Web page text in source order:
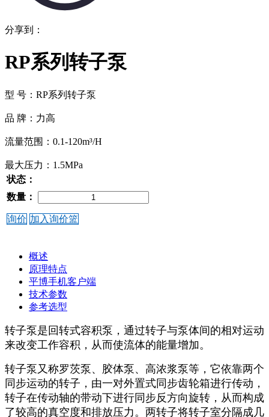
分享到：
RP系列转子泵
型 号：RP系列转子泵
品 牌：力高
流量范围：0.1-120m³/H
最大压力：1.5MPa
状态：
数量：
询价 加入询价篮
概述
原理特点
平博手机客户端
技术参数
参考选型
转子泵是回转式容积泵，通过转子与泵体间的相对运动
来改变工作容积，从而使流体的能量增加。
转子泵又称罗茨泵、胶体泵、高浓浆泵等，它依靠两个
同步运动的转子，由一对外置式同步齿轮箱进行传动，
转子在传动轴的带动下进行同步反方向旋转，从而构成
了较高的真空度和排放压力。两转子将转子室分隔成几